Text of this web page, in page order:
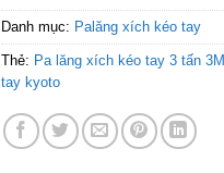
Danh mục: Palăng xích kéo tay
Thẻ: Pa lăng xích kéo tay 3 tấn 3M
tay kyoto